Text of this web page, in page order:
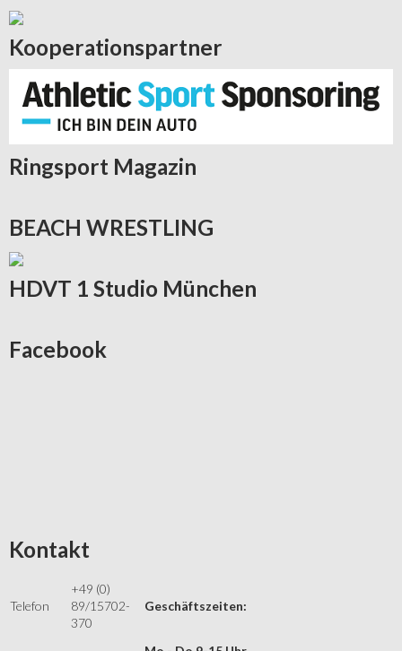
Kooperationspartner
Ringsport Magazin
BEACH WRESTLING
HDVT 1 Studio München
Facebook
Kontakt
Telefon
+49 (0)
89/15702-
370
Geschäftszeiten: